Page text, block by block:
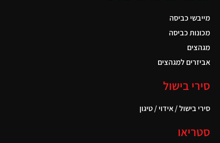
מייבשי כביסה
מכונות כביסה
מגהצים
אביזרים למגהצים
סירי בישול
סירי בישול / אידוי / טיגון
סטריאו